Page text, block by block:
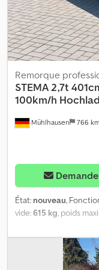
Mühlhausen 766 km
Remorque
STEMA 2,7t
100km/h
État: nouveau,
vide:615 kg , poids
chargement:4 010 mm
, hauteur de
construction:2026,